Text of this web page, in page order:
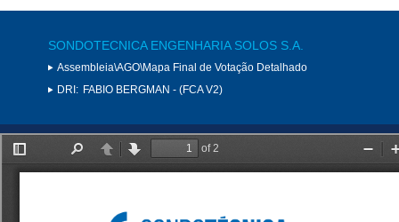
SONDOTECNICA ENGENHARIA SOLOS S.A.
Assembleia\AGO\Mapa Final de Votação Detalhado
DRI: FABIO BERGMAN - (FCA V2)